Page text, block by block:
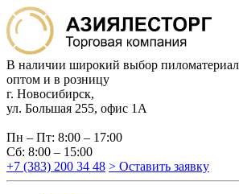
В наличии широкий выбор
оптом и в розницу
г. Новосибирск,
ул. Большая 255, офис 1А
Пн – Пт: 8:00 – 17:00
Сб: 8:00 – 15:00
+7 (383) 200 34 48 > Оставить заявку